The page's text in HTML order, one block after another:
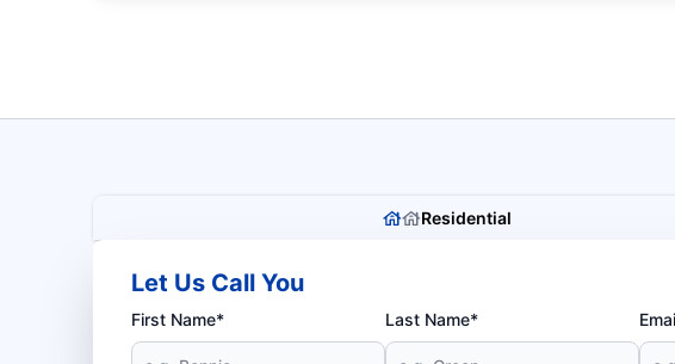
Residential
Let Us Call You
First Name* Last Name*